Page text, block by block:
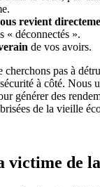
revient
« déconnectés ».
de vos avoirs.
cherchons pas à
à côté. Nous
générer des
de la vieille
victime de